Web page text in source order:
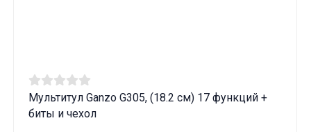
Мультитул Ganzo G305, (18.2 см) 17 функций +
биты и чехол